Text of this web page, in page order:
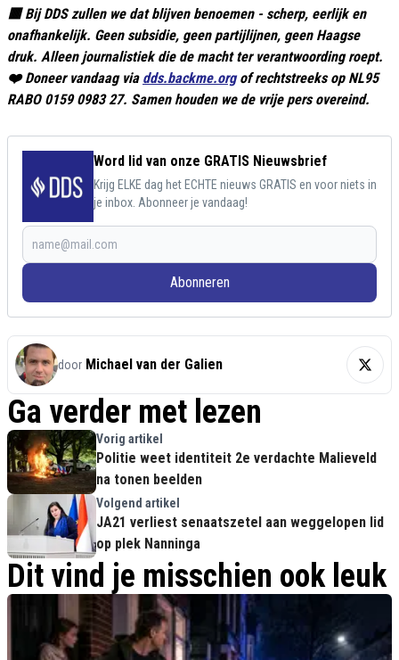
🟥 Bij DDS zullen we dat blijven benoemen - scherp, eerlijk en
onafhankelijk. Geen subsidie, geen partijlijnen, geen Haagse
druk. Alleen journalistiek die de macht ter verantwoording roept.
❤️ Doneer vandaag via dds.backme.orgof rechtstreeks op NL95
RABO 0159 0983 27. Samen houden we de vrije pers overeind.
Word lid van onze GRATIS Nieuwsbrief
Krijg ELKE dag het ECHTE nieuws GRATIS en voor niets in
je inbox. Abonneer je vandaag!
Abonneren
door Michael van der Galien
Ga verder met lezen
Vorig artikel
Politie weet identiteit 2e verdachte Malieveld
na tonen beelden
Volgend artikel
JA21 verliest senaatszetel aan weggelopen lid
op plek Nanninga
Dit vind je misschien ook leuk